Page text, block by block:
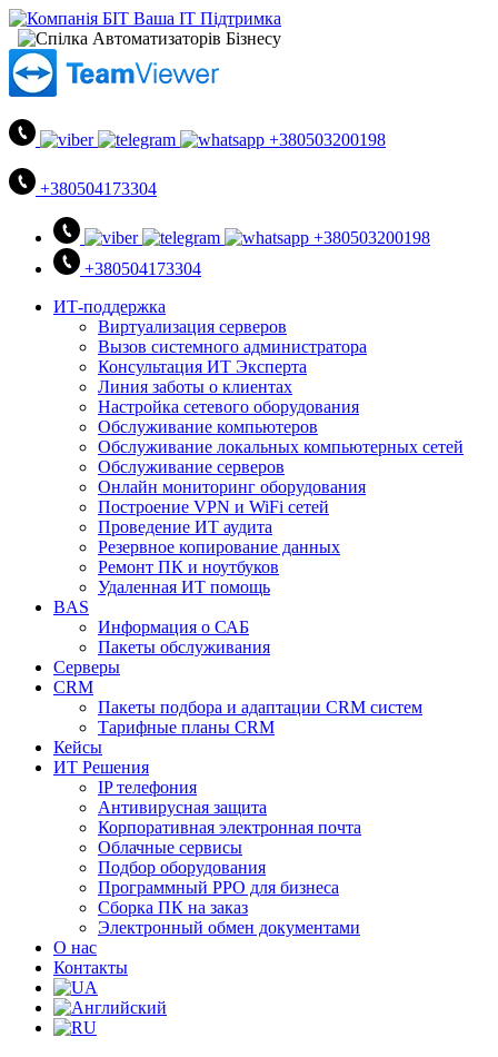
+380503200198
+380504173304
+380503200198
+380504173304
ИТ-поддержка
Виртуализация серверов
Вызов системного администратора
Консультация ИТ Эксперта
Линия заботы о клиентах
Настройка сетевого оборудования
Обслуживание компьютеров
Обслуживание локальных компьютерных сетей
Обслуживание серверов
Онлайн мониторинг оборудования
Построение VPN и WiFi сетей
Проведение ИТ аудита
Резервное копирование данных
Ремонт ПК и ноутбуков
Удаленная ИТ помощь
BAS
Информация о САБ
Пакеты обслуживания
Серверы
CRM
Пакеты подбора и адаптации CRM систем
Тарифные планы CRM
Кейсы
ИТ Решения
IP телефония
Антивирусная защита
Корпоративная электронная почта
Облачные сервисы
Подбор оборудования
Программный РРО для бизнеса
Сборка ПК на заказ
Электронный обмен документами
О нас
Контакты